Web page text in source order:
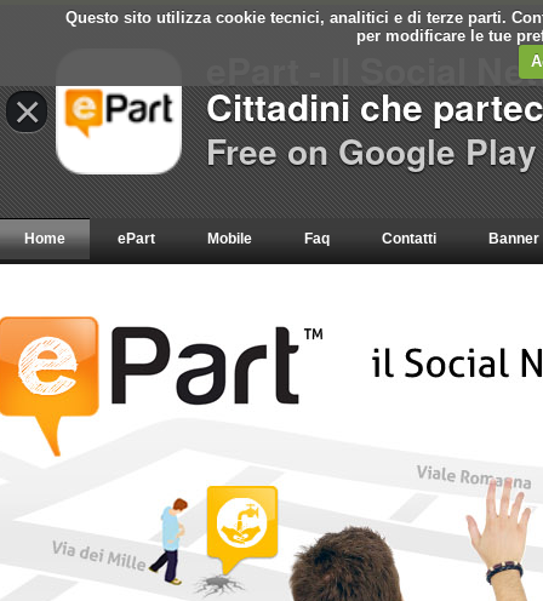
Questo sito utilizza cookie tecnici, analitici e di terze parti.
per modificare le tue
Home ePart Mobile Faq Contatti Banner
×
ePart - Il Social
Cittadini che
Free on Google Play